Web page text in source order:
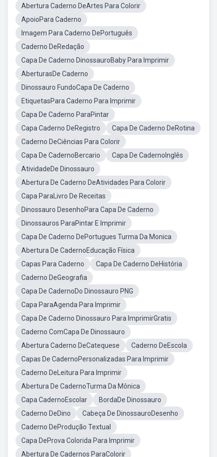
Abertura Caderno DeArtes Para Colorir
ApoioPara Caderno
Imagem Para Caderno DePortuguês
Caderno DeRedação
Capa De Caderno DinossauroBaby Para Imprimir
AberturasDe Caderno
Dinossauro FundoCapa De Caderno
EtiquetasPara Caderno Para Imprimir
Capa De Caderno ParaPintar
Capa Caderno DeRegistro
Capa De Caderno DeRotina
Caderno DeCiências Para Colorir
Capa De CadernoBercario
Capa De CadernoInglês
AtividadeDe Dinossauro
Abertura De Caderno DeAtividades Para Colorir
Capa ParaLivro De Receitas
Dinossauro DesenhoPara Capa De Caderno
Dinossauros ParaPintar E Imprimir
Capa De Caderno DePortugues Turma Da Monica
Abertura De CadernoEducação Física
Capas Para Caderno
Capa De Caderno DeHistória
Caderno DeGeografia
Capa De CadernoDo Dinossauro PNG
Capa ParaAgenda Para Imprimir
Capa De Caderno Dinossauro Para ImprimirGratis
Caderno ComCapa De Dinossauro
Abertura Caderno DeCatequese
Caderno DeEscola
Capas De CadernoPersonalizadas Para Imprimir
Caderno DeLeitura Para Imprimir
Abertura De CadernoTurma Da Mônica
Capa CadernoEscolar
BordaDe Dinossauro
Caderno DeDino
Cabeça De DinossauroDesenho
Caderno DeProdução Textual
Capa DeProva Colorida Para Imprimir
Abertura De Cadernos ParaColorir